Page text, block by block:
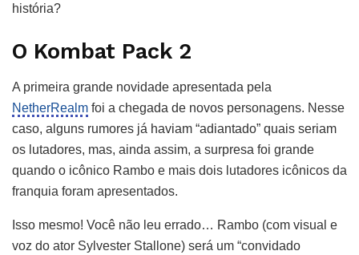
história?
O Kombat Pack 2
A primeira grande novidade apresentada pela
NetherRealm foi a chegada de novos personagens. Nesse
caso, alguns rumores já haviam “adiantado” quais seriam
os lutadores, mas, ainda assim, a surpresa foi grande
quando o icônico Rambo e mais dois lutadores icônicos da
franquia foram apresentados.
Isso mesmo! Você não leu errado… Rambo (com visual e
voz do ator Sylvester Stallone) será um “convidado